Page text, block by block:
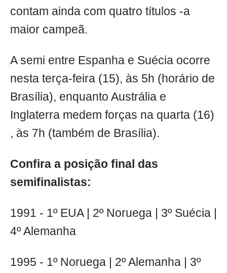
contam ainda com quatro títulos -a
maior campeã.
A semi entre Espanha e Suécia ocorre
nesta terça-feira (15), às 5h (horário de
Brasília), enquanto Austrália e
Inglaterra medem forças na quarta (16)
, às 7h (também de Brasília).
Confira a posição final das
semifinalistas:
1991 - 1º EUA | 2º Noruega | 3º Suécia |
4º Alemanha
1995 - 1º Noruega | 2º Alemanha | 3º